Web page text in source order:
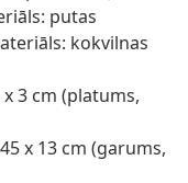
putas
kokvilnas
3 cm (platums,
x 13 cm (garums,